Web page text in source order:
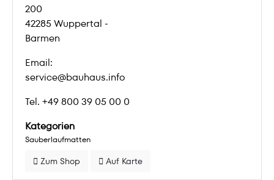
200
42285 Wuppertal -
Barmen
Email:
service@bauhaus.info
Tel. +49 800 39 05 00 0
Kategorien
Sauberlaufmatten
Zum Shop Auf Karte